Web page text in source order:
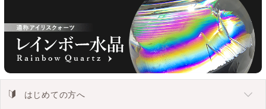
はじめての方へ